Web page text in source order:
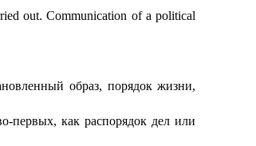
out. Communication of a political
образ, порядок жизни,
первых, как распорядок дел или